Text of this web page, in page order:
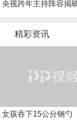
央视跨年主持阵容揭
精彩资讯
女孩吞下15公分钢勺